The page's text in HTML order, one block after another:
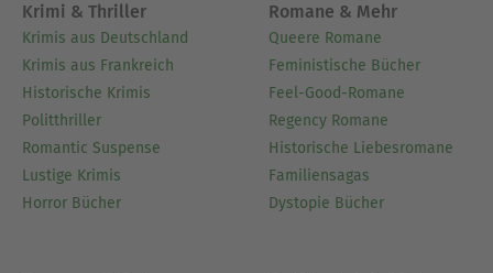
Krimi & Thriller
Krimis aus Deutschland
Krimis aus Frankreich
Historische Krimis
Politthriller
Romantic Suspense
Lustige Krimis
Horror Bücher
Romane & Mehr
Queere Romane
Feministische Bücher
Feel-Good-Romane
Regency Romane
Historische Liebesromane
Familiensagas
Dystopie Bücher